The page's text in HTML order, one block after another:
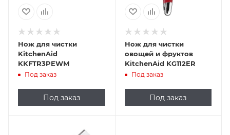
Нож для чистки
KitchenAid
KKFTR3PEWM
Под заказ
Под заказ
Нож для чистки
овощей и фруктов
KitchenAid KG112ER
Под заказ
Под заказ